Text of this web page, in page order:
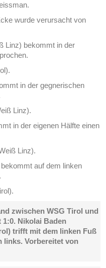
wurde verursacht von
Linz) bekommt in der
in der gegnerischen
Linz).
in der eigenen Hälfte einen
Linz).
auf dem linken
zwischen WSG Tirol und
1:0. Nikolai Baden
trifft mit dem linken Fuß
links. Vorbereitet von